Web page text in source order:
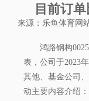
目前订
来源： 乐鱼体育网
鸿路钢构
表，公司于2023
其他、基金公司
动主要内容介绍